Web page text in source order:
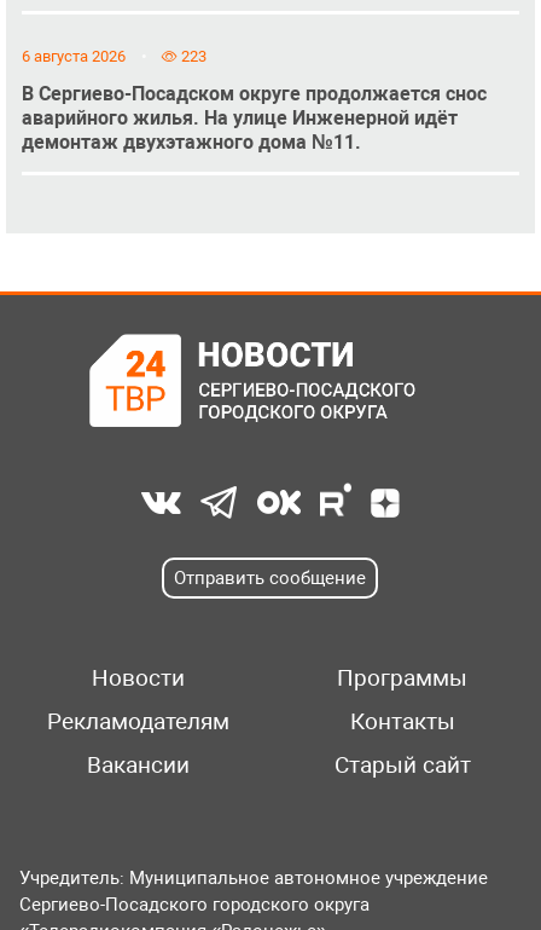
6 августа 2026 223
В Сергиево-Посадском округе продолжается снос
аварийного жилья. На улице Инженерной идёт
демонтаж двухэтажного дома №11.
Отправить сообщение
Новости
Программы
Рекламодателям
Контакты
Вакансии
Старый сайт
Учредитель: Муниципальное автономное учреждение
Сергиево-Посадского городского округа